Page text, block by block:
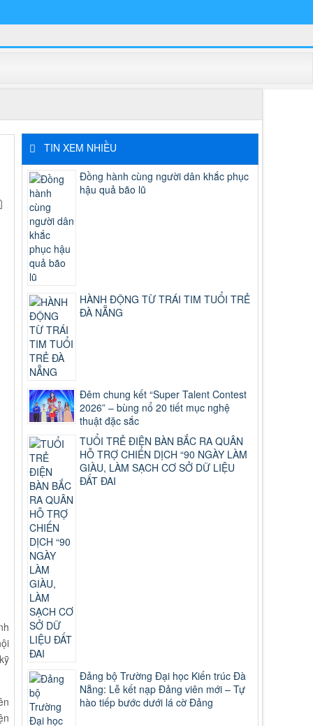
TIN XEM NHIỀU
Đồng hành cùng người dân khắc phục
hậu quả bão lũ
HÀNH ĐỘNG TỪ TRÁI TIM TUỔI TRẺ
ĐÀ NẴNG
Đêm chung kết “Super Talent Contest
2026” – bùng nổ 20 tiết mục nghệ
thuật đặc sắc
TUỔI TRẺ ĐIỆN BÀN BẮC RA QUÂN
HỖ TRỢ CHIẾN DỊCH “90 NGÀY LÀM
GIÀU, LÀM SẠCH CƠ SỞ DỮ LIỆU
ĐẤT ĐAI
Đảng bộ Trường Đại học Kiến trúc Đà
Nẵng: Lễ kết nạp Đảng viên mới – Tự
hào tiếp bước dưới lá cờ Đảng